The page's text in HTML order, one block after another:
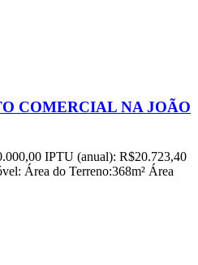
COMERCIAL NA JOÃO
IPTU (anual): R$20.723,40
Área do Terreno:368m² Área